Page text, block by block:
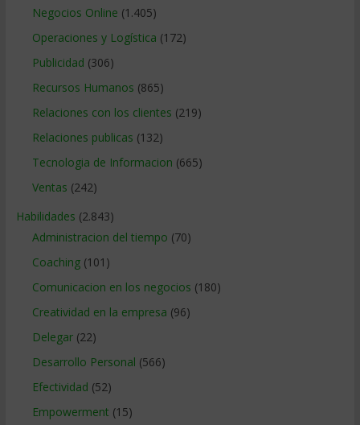
Negocios Online (1.405)
Operaciones y Logística (172)
Publicidad (306)
Recursos Humanos (865)
Relaciones con los clientes (219)
Relaciones publicas (132)
Tecnologia de Informacion (665)
Ventas (242)
Habilidades (2.843)
Administracion del tiempo (70)
Coaching(101)
Comunicacion en los negocios (180)
Creatividad en la empresa (96)
Delegar(22)
Desarrollo Personal (566)
Efectividad (52)
Empowerment (15)